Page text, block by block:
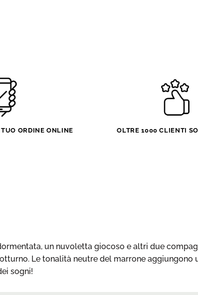
ORDINE ONLINE OLTRE 1000 CLIENTI
un nuvoletta giocoso e altri due
Le tonalità neutre del marrone aggiungono
sogni!